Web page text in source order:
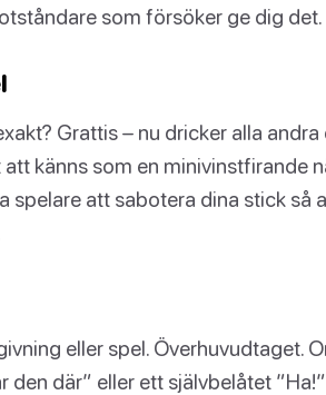
som försöker ge dig det.
Grattis – nu dricker alla
känns som en minivinstfirande
spelare att sabotera dina stick så
eller spel. Överhuvudtaget.
den där” eller ett självbelåtet